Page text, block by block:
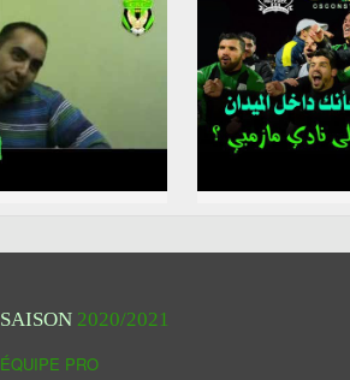
SAISON 2020/2021
ÉQUIPE PRO